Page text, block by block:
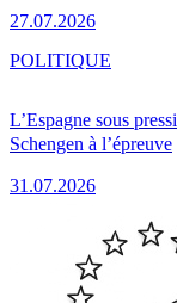
27.07.2026
L’Espagne sous
Schengen à l’épreuve
31.07.2026
POLITIQUE